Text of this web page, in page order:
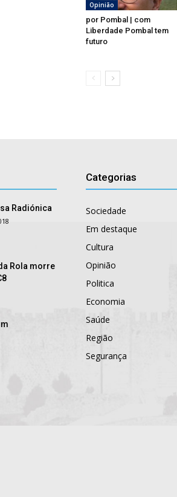
Opinião
por Pombal | com
Liberdade Pombal tem
futuro
Radiónica
Rola morre
Categorias
Sociedade
Em destaque
Cultura
Opinião
Politica
Economia
Saúde
Região
Segurança